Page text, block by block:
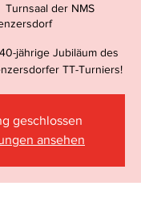
Turnsaal der NMS
jährige Jubiläum des
TT-Turniers!
geschlossen
ansehen